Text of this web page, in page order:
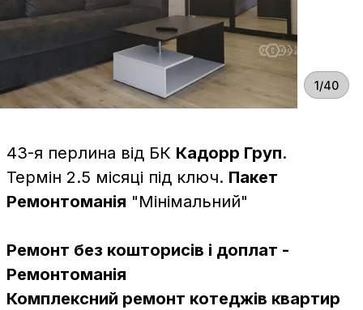
1/40
43-я перлина від БК Кадорр Груп.
Термін 2.5 місяці під ключ. Пакет
Ремонтоманія "Мінімальний"
Ремонт без кошторисів і доплат -
Ремонтоманія
Комплексний ремонт котеджів квартир